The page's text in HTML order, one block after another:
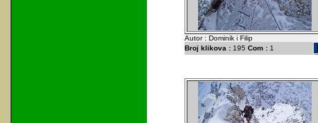
Autor : Dominik i Filip
Broj klikova :195 Com :1